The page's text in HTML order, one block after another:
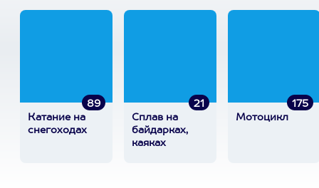
89
Катание на
снегоходах
21
Сплав на
байдарках,
каяках
175
Мотоцикл